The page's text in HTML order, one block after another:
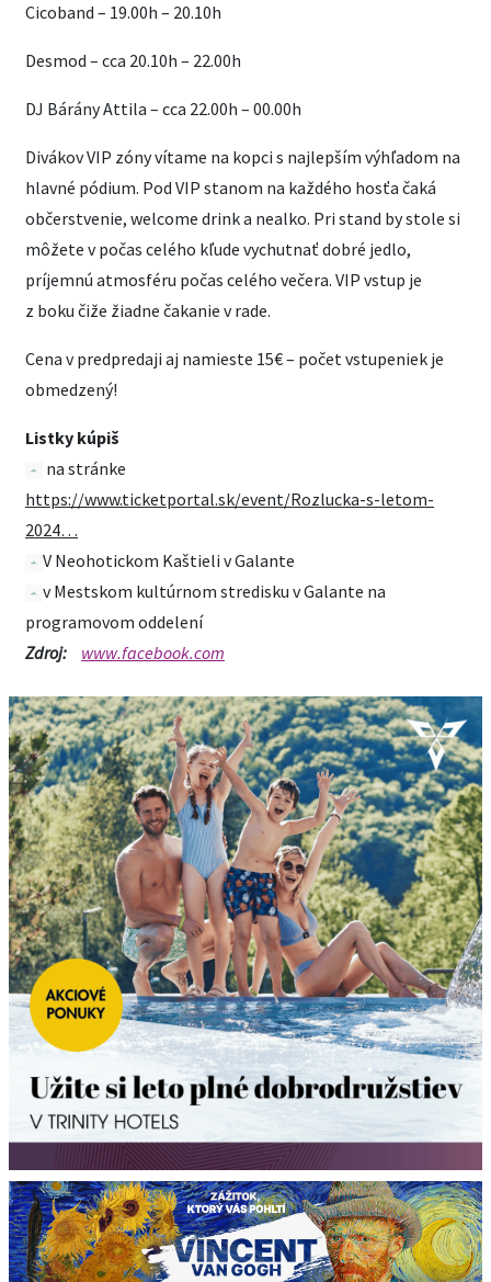
Cicoband – 19.00h – 20.10h
Desmod – cca 20.10h – 22.00h
DJ Bárány Attila – cca 22.00h – 00.00h
Divákov VIP zóny vítame na kopci s najlepším výhľadom na
hlavné pódium. Pod VIP stanom na každého hosťa čaká
občerstvenie, welcome drink a nealko. Pri stand by stole si
môžete v počas celého kľude vychutnať dobré jedlo,
príjemnú atmosféru počas celého večera. VIP vstup je
z boku čiže žiadne čakanie v rade.
Cena v predpredaji aj namieste 15€ – počet vstupeniek je
obmedzený!
Listky kúpiš
na stránke
https://www.ticketportal.sk/event/Rozlucka-s-letom-
2024…
V Neohotickom Kaštieli v Galante
v Mestskom kultúrnom stredisku v Galante na
programovom oddelení
Zdroj:
www.facebook.com